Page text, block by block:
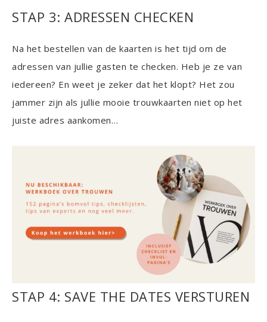
STAP 3: ADRESSEN CHECKEN
Na het bestellen van de kaarten is het tijd om de
adressen van jullie gasten te checken. Heb je ze van
iedereen? En weet je zeker dat het klopt? Het zou
jammer zijn als jullie mooie trouwkaarten niet op het
juiste adres aankomen…
STAP 4: SAVE THE DATES VERSTUREN